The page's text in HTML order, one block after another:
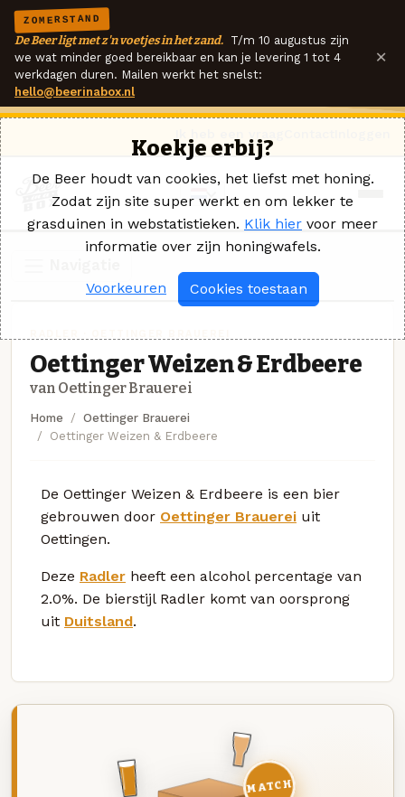
ZOMERSTAND
De Beer ligt met z'n voetjes in het zand. T/m 10 augustus zijn
we wat minder goed bereikbaar en kan je levering 1 tot 4
werkdagen duren. Mailen werkt het snelst:
hello@beerinabox.nl
×
Oettinger Weizen & Erdbeere
van Oettinger Brauerei
Home
Oettinger Brauerei
Oettinger Weizen & Erdbeere
De Oettinger Weizen & Erdbeere is een bier
gebrouwen door Oettinger Brauerei uit
Oettingen.
Deze Radler heeft een alcohol percentage van
2.0%. De bierstijl Radler komt van oorsprong
uit Duitsland.
MATCH
Koekje erbij?
De Beer houdt van cookies, het liefst met honing.
Zodat zijn site super werkt en om lekker te
grasduinen in webstatistieken. Klik hier voor meer
informatie over zijn honingwafels.
Voorkeuren Cookies toestaan